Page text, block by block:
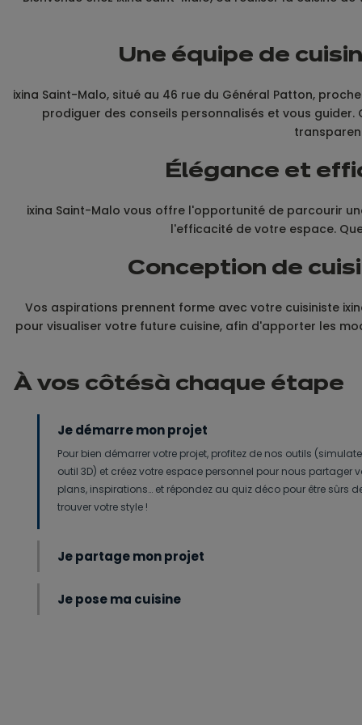
Une équipe de
ixina Saint-Malo, situé au 46 rue du Général Patton,
prodiguer des conseils personnalisés et vous
Élégance et
ixina Saint-Malo vous offre l'opportunité de parcourir
l'efficacité de votre espace.
Conception de
Vos aspirations prennent forme avec votre cuisiniste
pour visualiser votre future cuisine, afin d'apporter les
À vos côtésà chaque étape
Je démarre mon projet
Pour bien démarrer votre projet, profitez de nos outils
outil 3D) et créez votre espace personnel pour nous partager
plans, inspirations… et répondez au quiz déco pour être sûrs
trouver votre style !
Je partage mon projet
Je pose ma cuisine